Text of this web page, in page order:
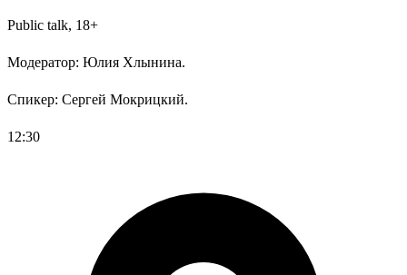
Public talk, 18+
Модератор: Юлия Хлынина.
Спикер: Сергей Мокрицкий.
12:30